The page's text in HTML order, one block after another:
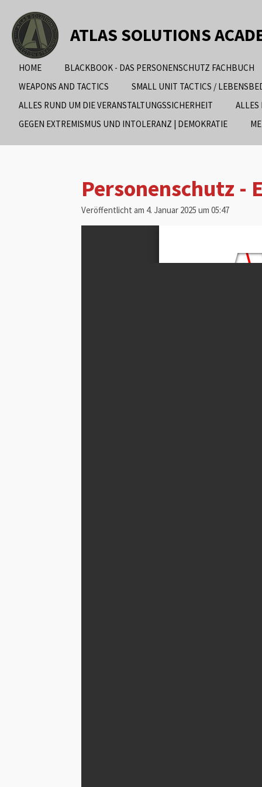
Hauptinhalt
springen
ATLAS SOLUTIONS
HOME BLACKBOOK - DAS PERSONENSCHUTZ FACHBUCH
WEAPONS AND TACTICS
SMALL UNIT TACTICS /
ALLES RUND UM DIE VERANSTALTUNGSSICHERHEIT
ALLES
GEGEN EXTREMISMUS UND INTOLERANZ | DEMOKRATIE
Personenschutz -
Veröffentlicht am 4. Januar 2025 um 05:47